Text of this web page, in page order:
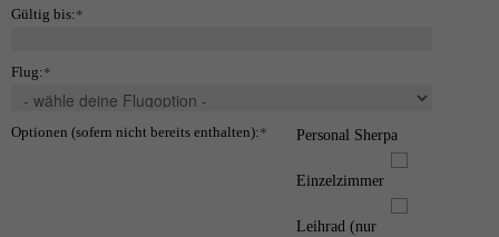
Gültig bis:*
Flug:*
Optionen (sofern nicht bereits enthalten):* Personal Sherpa
Einzelzimmer
Leihrad (nur